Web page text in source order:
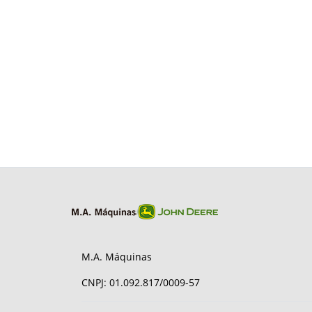
M.A. Máquinas
CNPJ: 01.092.817/0009-57